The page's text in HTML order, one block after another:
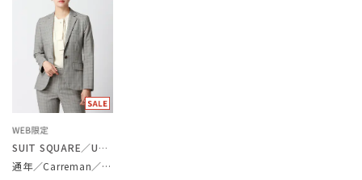
SUIT SQUARE／UNIVERSAL LANGUAGE／WHITE
通年／Carreman／ジャケット